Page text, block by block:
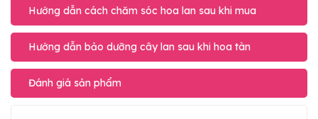
Hướng dẫn cách chăm sóc hoa lan sau khi mua
Hướng dẫn bảo dưỡng cây lan sau khi hoa tàn
Đánh giá sản phẩm